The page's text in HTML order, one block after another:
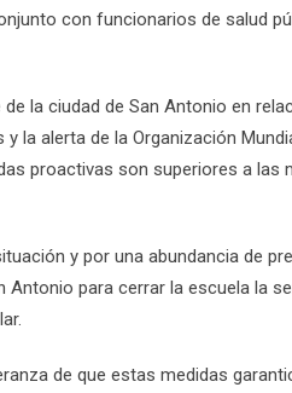
con funcionarios de salud
la ciudad de San Antonio en
la alerta de la Organización
proactivas son superiores a las
y por una abundancia de
para cerrar la escuela la
de que estas medidas